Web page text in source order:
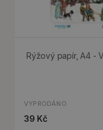
Rýžový papír, A4 -
VYPRODÁNO
39 Kč